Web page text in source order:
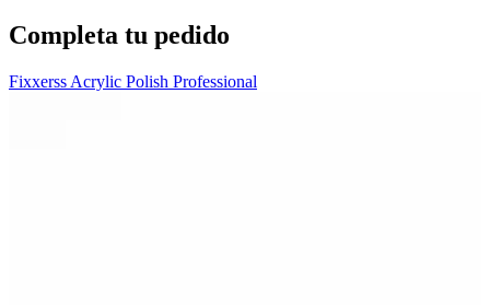
Completa tu pedido
Fixxerss Acrylic Polish Professional